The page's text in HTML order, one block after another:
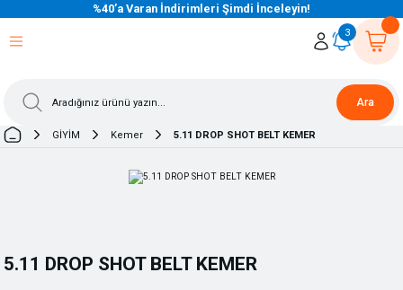
%40’a Varan İndirimleri Şimdi İnceleyin!
Ara
3
GİYİM Kemer 5.11 DROP SHOT BELT KEMER
5.11 DROP SHOT BELT KEMER